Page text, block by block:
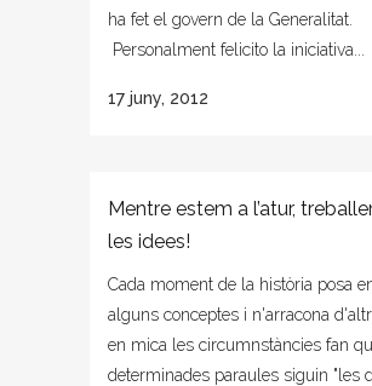
ha fet el govern de la Generalitat.
Personalment felicito la iniciativa...
17 juny, 2012
Mentre estem a l’atur,
les idees!
Cada moment de la història posa
alguns conceptes i n'arracona
en mica les circumnstàncies fan
determinades paraules siguin "les